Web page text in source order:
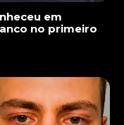
em
no primeiro